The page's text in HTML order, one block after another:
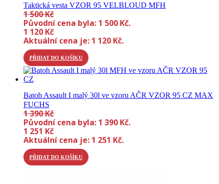
Taktická vesta VZOR 95 VELBLOUD MFH
1 500Kč
Původní cena byla: 1 500 Kč.
1 120 Kč
Aktuální cena je: 1 120 Kč.
PŘIDAT DO KOŠÍKU
Batoh Assault I malý 30l ve vzoru AČR VZOR 95 CZ MAX
FUCHS
1 390Kč
Původní cena byla: 1 390 Kč.
1 251 Kč
Aktuální cena je: 1 251 Kč.
PŘIDAT DO KOŠÍKU